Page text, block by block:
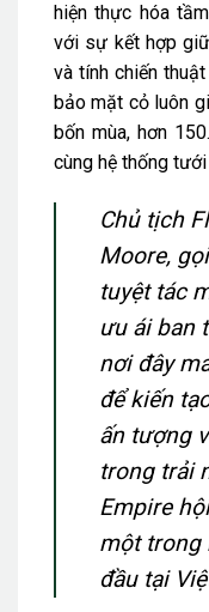
hiện thực hóa
với sự kết hợp
và tính chiến
bảo mặt cỏ luôn
bốn mùa, hơn
cùng hệ thống
Chủ tịch
Moore,
tuyệt tác
ưu ái ban
nơi đây
để kiến
ấn tượng
trong trải
Empire
một trong
đầu tại